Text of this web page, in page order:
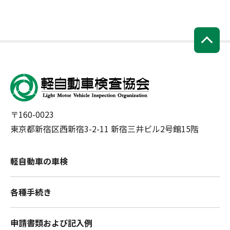
〒160-0023
東京都新宿区西新宿3-2-11 新宿三井ビル2号館15階
軽自動車の車検
各種手続き
申請書類および記入例